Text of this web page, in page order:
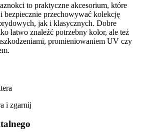
to praktyczne akcesorium, które
bezpiecznie przechowywać kolekcję
jak i klasycznych. Dobre
łatwo znaleźć potrzebny kolor, ale też
promieniowaniem UV czy
i zgarnij